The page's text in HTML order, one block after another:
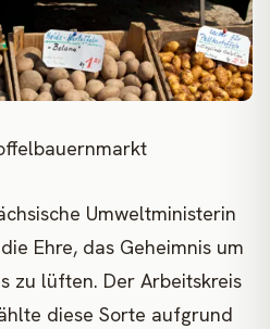
Umweltministerin
Ehre, das Geheimnis um
zu lüften. Der Arbeitskreis
diese Sorte aufgrund